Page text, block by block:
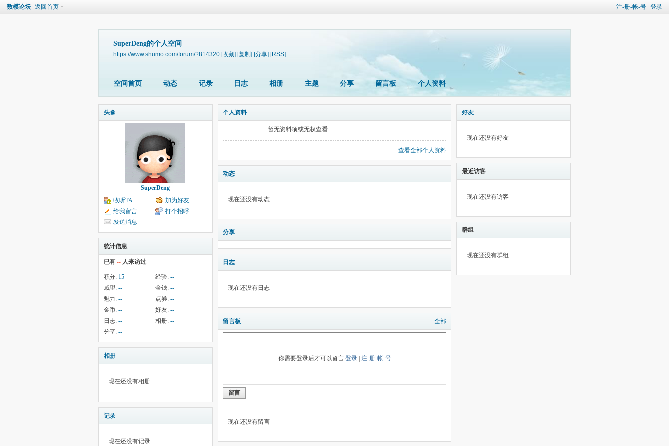
注-册-帐-号 登录
数模论坛 返回首页
SuperDeng的个人空间
https://www.shumo.com/forum/?814320 [收藏] [复制] [分享] [RSS]
空间首页 动态 记录 日志 相册 主题 分享 留言板 个人资料
头像
SuperDeng
收听TA
加为好友
给我留言
打个招呼
发送消息
统计信息
已有 -- 人来访过
积分: 15 经验: --
威望: -- 金钱: --
魅力: -- 点券: --
金币: -- 好友: --
日志: -- 相册: --
分享: --
相册
现在还没有相册
记录
现在还没有记录
个人资料
暂无资料项或无权查看
查看全部个人资料
动态
现在还没有动态
分享
日志
现在还没有日志
留言板 全部
你需要登录后才可以留言 登录| 注-册-帐-号
留言
现在还没有留言
好友
现在还没有好友
最近访客
现在还没有访客
群组
现在还没有群组